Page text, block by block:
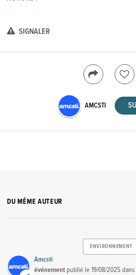
SIGNALER
AMCSTI
DU MÊME AUTEUR
ENVIRONNEMENT
Amcsti
événement publié le19/08/2025dans